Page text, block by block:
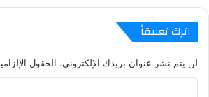
اترك تعليقاً
لن يتم نشر عنوان بريدك الإلكتروني. الحقول